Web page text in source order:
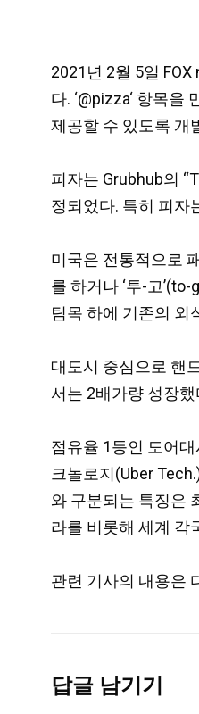
2021년 2월 5일
다. ‘@pizza‘ 항목
제공할 수 있도록 개
피자는 Grubhub의
정되었다. 특히 피자
미국은 전통적으로
를 하거나 ‘투-고
팀목 하에 기존의 외
대도시 중심으로 핸
서는 2배가량 성장
점유율 1등인 도어
크놀로지(Uber
와 구분되는 특징은
라를 비롯해 세계 각
관련 기사의 내용은
답글 남기기